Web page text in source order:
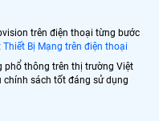
trên điện thoại từng bước
Bị Mạng trên điện thoại
phổ thông trên thị trường Việt
sách tốt đáng sử dụng